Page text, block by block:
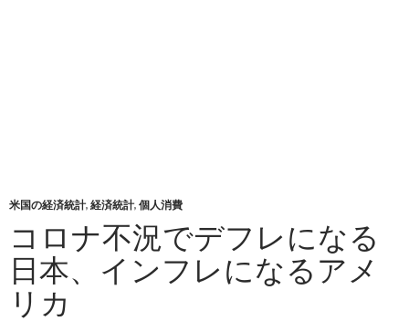
米国の経済統計, 経済統計, 個人消費
コロナ不況でデフレになる
日本、インフレになるアメ
リカ